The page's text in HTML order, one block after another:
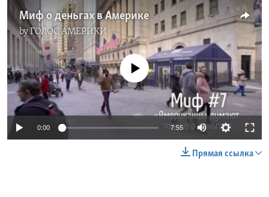
Миф о деньгах в Америке
byГОЛОС АМЕРИКИ
No media source currently available
0:00 7:55
Прямая ссылка